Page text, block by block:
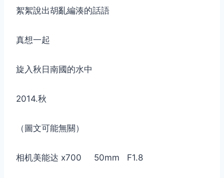
絮絮說出胡亂編湊的話語
真想一起
旋入秋日南國的水中
2014.秋
（圖文可能無關）
相机美能达 x700 50mm F1.8